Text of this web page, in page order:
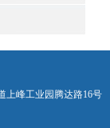
上峰工业园腾达路16号